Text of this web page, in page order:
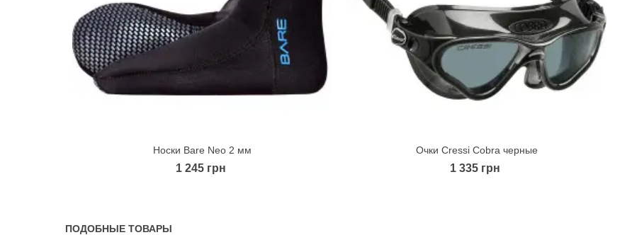
Quick view
Носки Bare Neo 2 мм
1 245 грн
Quick view
Очки Cressi Cobra черные
1 335 грн
ПОДОБНЫЕ ТОВАРЫ